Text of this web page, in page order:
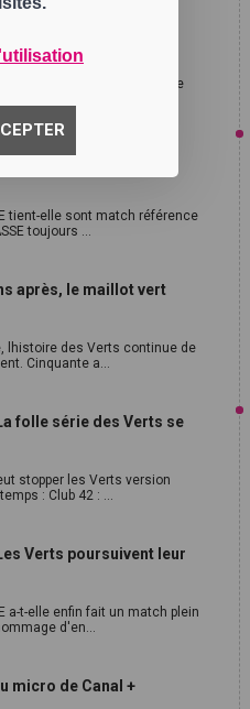
cinquantenaire de lépopée de
festival Vert avant la
tient-elle sont match référence
toujours ...
après, le maillot vert
lhistoire des Verts continue de
Cinquante a...
folle série des Verts se
stopper les Verts version
: Club 42 : ...
Verts poursuivent leur
a-t-elle enfin fait un match plein
d'en...
micro de Canal +